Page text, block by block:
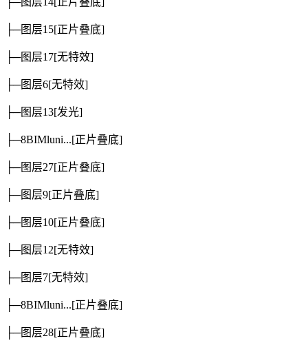
├─图层15[正片叠底]
├─图层17[无特效]
├─图层6[无特效]
├─图层13[发光]
├─8BIMluni...[正片叠底]
├─图层27[正片叠底]
├─图层9[正片叠底]
├─图层10[正片叠底]
├─图层12[无特效]
├─图层7[无特效]
├─8BIMluni...[正片叠底]
├─图层28[正片叠底]